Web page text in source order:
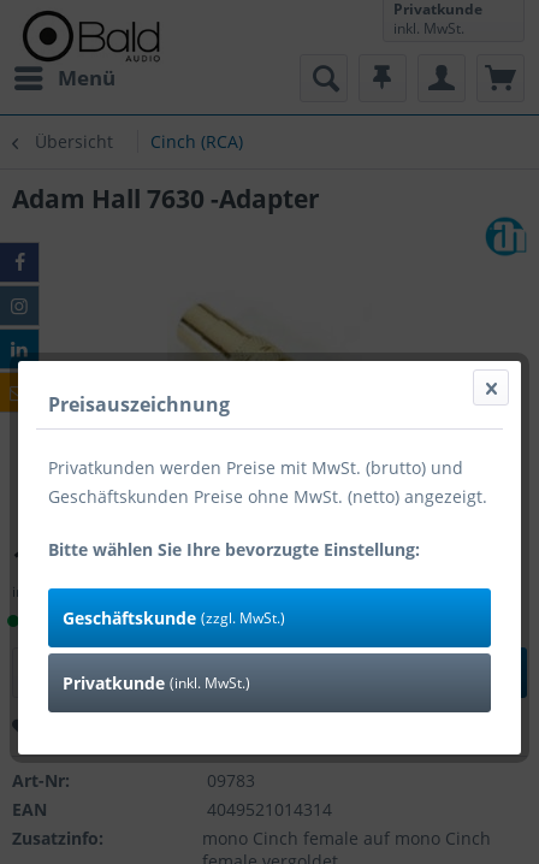
Menü
Privatkunde
inkl. MwSt.
Übersicht Cinch (RCA)
Adam Hall 7630 -Adapter
1,84 € *
inkl. MwSt.zzgl. Versandkosten
Lieferzeit 1-4 Tage (Bestand: 14)
Art-Nr:
09783
EAN
4049521014314
Zusatzinfo:
mono Cinch female auf mono Cinch
Preisauszeichnung
Privatkunden werden Preise mit MwSt. (brutto) und
Geschäftskunden Preise ohne MwSt. (netto) angezeigt.
Bitte wählen Sie Ihre bevorzugte Einstellung:
Geschäftskunde (zzgl. MwSt.)
Privatkunde (inkl. MwSt.)